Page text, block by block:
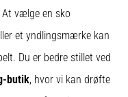
At vælge en sko
et yndlingsmærke kan
Du er bedre stillet ved
butik, hvor vi kan drøfte